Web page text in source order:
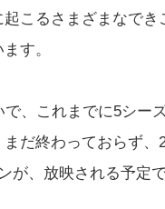
こるさまざまなでき
す。
、これまでに5シー
まだ終わっておらず
が、放映される予定で